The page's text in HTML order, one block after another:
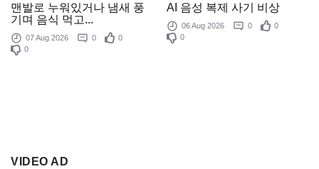
맨발로 누워있거나 냄새 풍
기며 음식 먹고...
07 Aug 2026 0
0
0
AI 음성 복제 사기 비상
06 Aug 2026 0
0
0
VIDEO AD